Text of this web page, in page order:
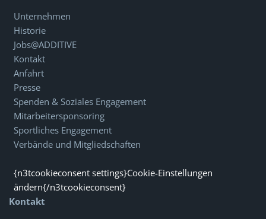
Unternehmen
Historie
Jobs@ADDITIVE
Kontakt
Anfahrt
Presse
Spenden & Soziales Engagement
Mitarbeitersponsoring
Sportliches Engagement
Verbände und Mitgliedschaften
{n3tcookieconsent settings}Cookie-Einstellungen
ändern{/n3tcookieconsent}
Kontakt